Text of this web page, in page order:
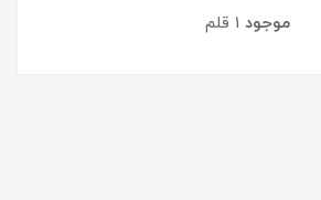
موجود 1 قلم